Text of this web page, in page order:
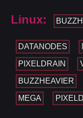
Linux:
DATANODES
PIXELDRAIN
BUZZHEAVIER
MEGA